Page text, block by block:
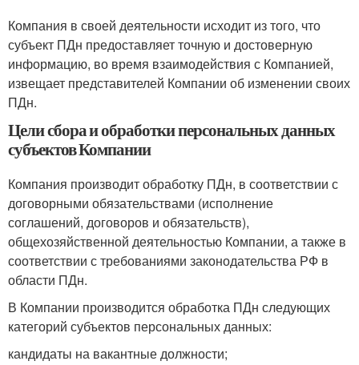
Компания в своей деятельности исходит из того, что
субъект ПДн предоставляет точную и достоверную
информацию, во время взаимодействия с Компанией,
извещает представителей Компании об изменении своих
ПДн.
Цели сбора и обработки персональных данных
субъектов Компании
Компания производит обработку ПДн, в соответствии с
договорными обязательствами (исполнение
соглашений, договоров и обязательств),
общехозяйственной деятельностью Компании, а также в
соответствии с требованиями законодательства РФ в
области ПДн.
В Компании производится обработка ПДн следующих
категорий субъектов персональных данных:
кандидаты на вакантные должности;